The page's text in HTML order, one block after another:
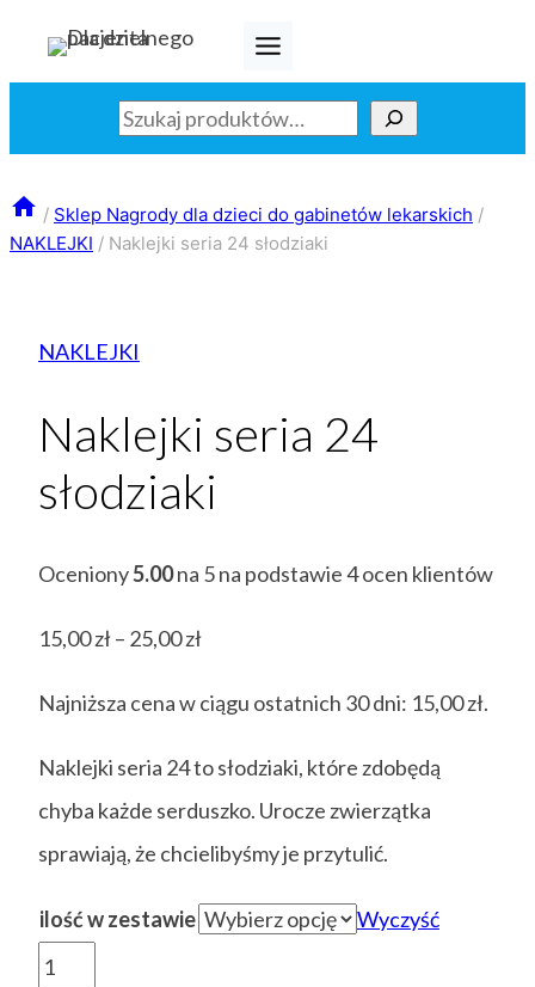
Przejdź
Szukaj
/ Sklep Nagrody dla dzieci do gabinetów lekarskich /
NAKLEJKI / Naklejki seria 24 słodziaki
NAKLEJKI
Naklejki seria 24
słodziaki
Oceniony5.00na 5 na podstawie4ocen klientów
15,00zł– 25,00złZakres
od
15,00 zł
do
25,00 zł
Najniższa cena w ciągu ostatnich 30 dni: 15,00zł.
Naklejki seria 24 to słodziaki, które zdobędą
chyba każde serduszko. Urocze zwierzątka
sprawiają, że chcielibyśmy je przytulić.
ilość w zestawie
Wyczyść
ilość